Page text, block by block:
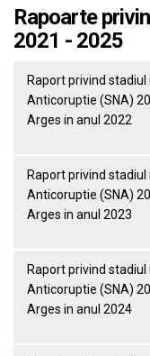
Rapoarte
2021 - 2025
Raport privind
Anticoruptie (SNA)
Arges in anul 2022
Raport privind
Anticoruptie (SNA)
Arges in anul 2023
Raport privind
Anticoruptie (SNA)
Arges in anul 2024